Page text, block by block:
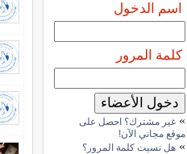
اسم الدخول
كلمة المرور
» غير مشترك؟ احصل على
موقع مجاني الآن!
» هل نسيت كلمة المرور؟